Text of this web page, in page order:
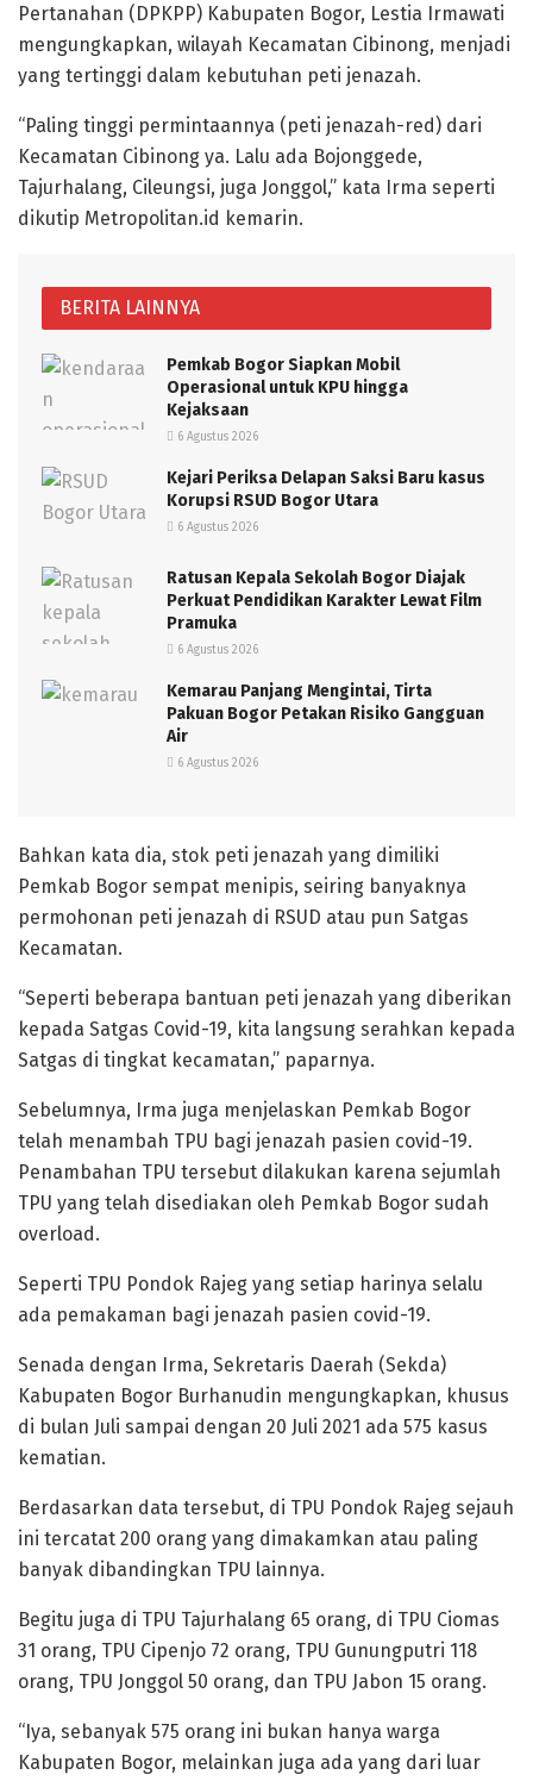
Pertanahan (DPKPP) Kabupaten Bogor, Lestia Irmawati
mengungkapkan, wilayah Kecamatan Cibinong, menjadi
yang tertinggi dalam kebutuhan peti jenazah.
“Paling tinggi permintaannya (peti jenazah-red) dari
Kecamatan Cibinong ya. Lalu ada Bojonggede,
Tajurhalang, Cileungsi, juga Jonggol,” kata Irma seperti
dikutip Metropolitan.id kemarin.
BERITA LAINNYA
Pemkab Bogor Siapkan Mobil
Operasional untuk KPU hingga
Kejaksaan
6 Agustus 2026
Kejari Periksa Delapan Saksi Baru kasus
Korupsi RSUD Bogor Utara
6 Agustus 2026
Ratusan Kepala Sekolah Bogor Diajak
Perkuat Pendidikan Karakter Lewat Film
Pramuka
6 Agustus 2026
Kemarau Panjang Mengintai, Tirta
Pakuan Bogor Petakan Risiko Gangguan
Air
6 Agustus 2026
Bahkan kata dia, stok peti jenazah yang dimiliki
Pemkab Bogor sempat menipis, seiring banyaknya
permohonan peti jenazah di RSUD atau pun Satgas
Kecamatan.
“Seperti beberapa bantuan peti jenazah yang diberikan
kepada Satgas Covid-19, kita langsung serahkan kepada
Satgas di tingkat kecamatan,” paparnya.
Sebelumnya, Irma juga menjelaskan Pemkab Bogor
telah menambah TPU bagi jenazah pasien covid-19.
Penambahan TPU tersebut dilakukan karena sejumlah
TPU yang telah disediakan oleh Pemkab Bogor sudah
overload.
Seperti TPU Pondok Rajeg yang setiap harinya selalu
ada pemakaman bagi jenazah pasien covid-19.
Senada dengan Irma, Sekretaris Daerah (Sekda)
Kabupaten Bogor Burhanudin mengungkapkan, khusus
di bulan Juli sampai dengan 20 Juli 2021 ada 575 kasus
kematian.
Berdasarkan data tersebut, di TPU Pondok Rajeg sejauh
ini tercatat 200 orang yang dimakamkan atau paling
banyak dibandingkan TPU lainnya.
Begitu juga di TPU Tajurhalang 65 orang, di TPU Ciomas
31 orang, TPU Cipenjo 72 orang, TPU Gunungputri 118
orang, TPU Jonggol 50 orang, dan TPU Jabon 15 orang.
“Iya, sebanyak 575 orang ini bukan hanya warga
Kabupaten Bogor, melainkan juga ada yang dari luar